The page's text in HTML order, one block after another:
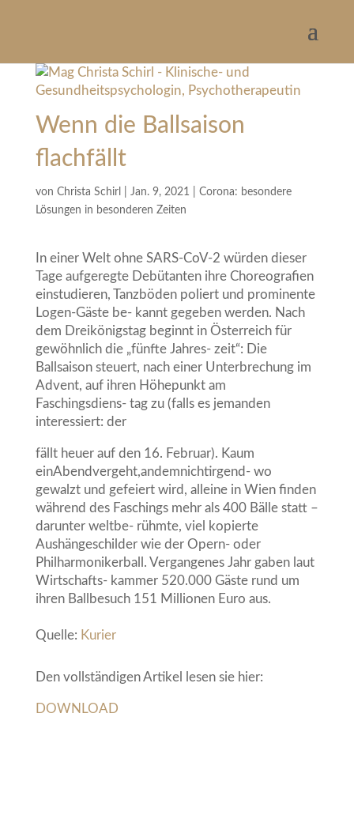
Wenn die Ballsaison
flachfällt
von Christa Schirl Jan. 9, 2021
Corona: besondere
Lösungen in besonderen Zeiten
In einer Welt ohne SARS-CoV-2 würden dieser
Tage aufgeregte Debütanten ihre Choreografien
einstudieren, Tanzböden poliert und prominente
Logen-Gäste be- kannt gegeben werden. Nach
dem Dreikönigstag beginnt in Österreich für
gewöhnlich die „fünfte Jahres- zeit“: Die
Ballsaison steuert, nach einer Unterbrechung im
Advent, auf ihren Höhepunkt am
Faschingsdiens- tag zu (falls es jemanden
interessiert: der
fällt heuer auf den 16. Februar). Kaum
einAbendvergeht,andemnichtirgend- wo
gewalzt und gefeiert wird, alleine in Wien finden
während des Faschings mehr als 400 Bälle statt –
darunter weltbe- rühmte, viel kopierte
Aushängeschilder wie der Opern- oder
Philharmonikerball. Vergangenes Jahr gaben laut
Wirtschafts- kammer 520.000 Gäste rund um
ihren Ballbesuch 151 Millionen Euro aus.
Quelle: Kurier
Den vollständigen Artikel lesen sie hier:
DOWNLOAD